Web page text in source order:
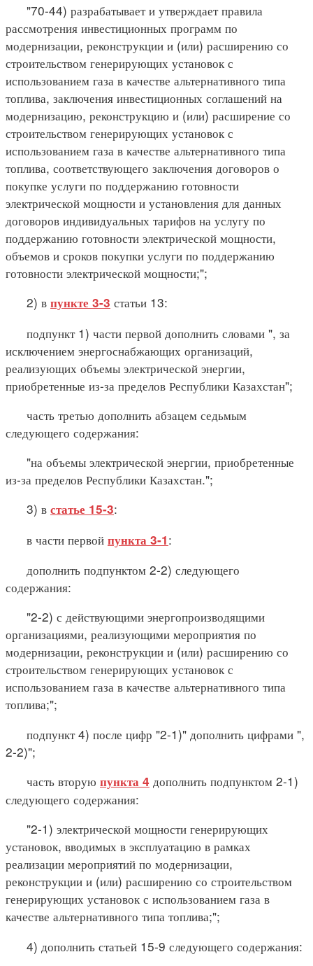
"70-44) разрабатывает и утверждает правила
рассмотрения инвестиционных программ по
модернизации, реконструкции и (или) расширению со
строительством генерирующих установок с
использованием газа в качестве альтернативного типа
топлива, заключения инвестиционных соглашений на
модернизацию, реконструкцию и (или) расширение со
строительством генерирующих установок с
использованием газа в качестве альтернативного типа
топлива, соответствующего заключения договоров о
покупке услуги по поддержанию готовности
электрической мощности и установления для данных
договоров индивидуальных тарифов на услугу по
поддержанию готовности электрической мощности,
объемов и сроков покупки услуги по поддержанию
готовности электрической мощности;";
2) в пункте 3-3 статьи 13:
подпункт 1) части первой дополнить словами ", за
исключением энергоснабжающих организаций,
реализующих объемы электрической энергии,
приобретенные из-за пределов Республики Казахстан";
часть третью дополнить абзацем седьмым
следующего содержания:
"на объемы электрической энергии, приобретенные
из-за пределов Республики Казахстан.";
3) в статье 15-3:
в части первой пункта 3-1:
дополнить подпунктом 2-2) следующего
содержания:
"2-2) с действующими энергопроизводящими
организациями, реализующими мероприятия по
модернизации, реконструкции и (или) расширению со
строительством генерирующих установок с
использованием газа в качестве альтернативного типа
топлива;";
подпункт 4) после цифр "2-1)" дополнить цифрами ",
2-2)";
часть вторую пункта 4 дополнить подпунктом 2-1)
следующего содержания:
"2-1) электрической мощности генерирующих
установок, вводимых в эксплуатацию в рамках
реализации мероприятий по модернизации,
реконструкции и (или) расширению со строительством
генерирующих установок с использованием газа в
качестве альтернативного типа топлива;";
4) дополнить статьей 15-9 следующего содержания: